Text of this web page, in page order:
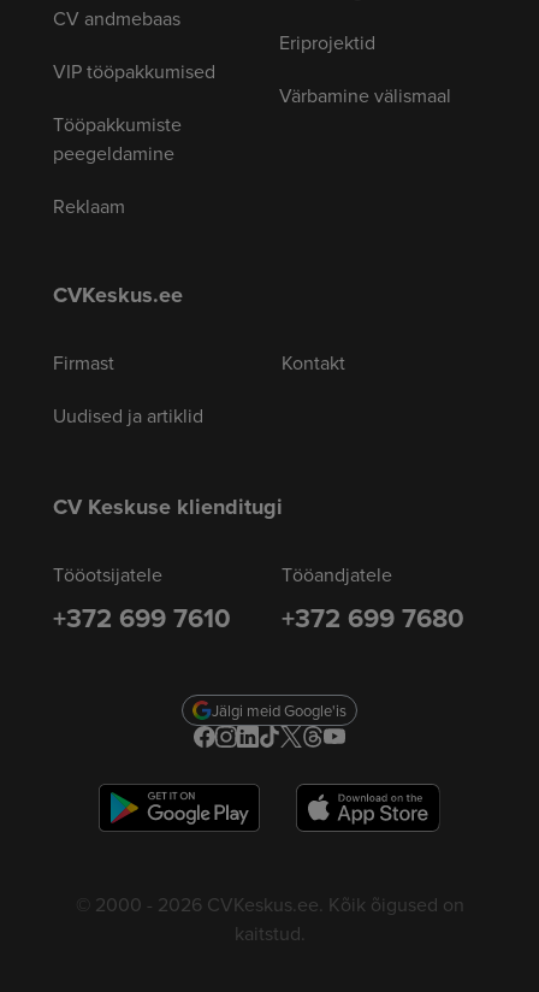
CV andmebaas
VIP tööpakkumised
Tööpakkumiste
peegeldamine
Reklaam
Eriprojektid
Värbamine välismaal
CVKeskus.ee
Firmast
Uudised ja artiklid
Kontakt
CV Keskuse klienditugi
Tööotsijatele
+372 699 7610
Tööandjatele
+372 699 7680
Jälgi meid Google'is
© 2000 - 2026 CVKeskus.ee. Kõik õigused on
kaitstud.